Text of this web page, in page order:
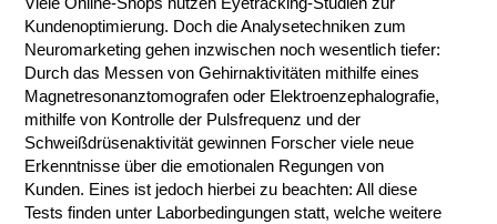
Kundenoptimierung. Doch die Analysetechniken zum
Neuromarketing gehen inzwischen noch wesentlich tiefer:
Durch das Messen von Gehirnaktivitäten mithilfe eines
Magnetresonanztomografen oder Elektroenzephalografie,
mithilfe von Kontrolle der Pulsfrequenz und der
Schweißdrüsenaktivität gewinnen Forscher viele neue
Erkenntnisse über die emotionalen Regungen von
Kunden. Eines ist jedoch hierbei zu beachten: All diese
Tests finden unter Laborbedingungen statt, welche weitere